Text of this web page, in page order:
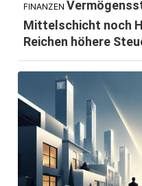
FINANZEN
Mittelschicht noch
Reichen höhere